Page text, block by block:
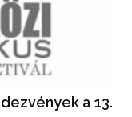
a 13.